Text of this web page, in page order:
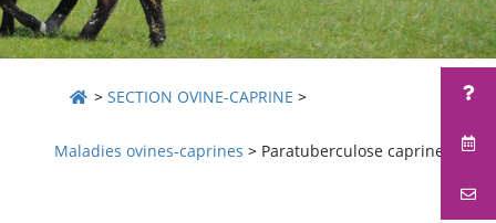
> SECTION OVINE-CAPRINE >
Maladies ovines-caprines > Paratuberculose caprine